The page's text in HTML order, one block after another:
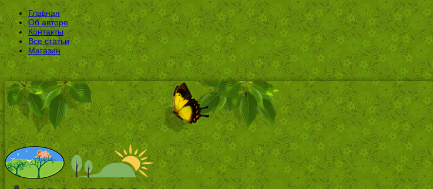
Главная
Об авторе
Контакты
Все статьи
Магазин